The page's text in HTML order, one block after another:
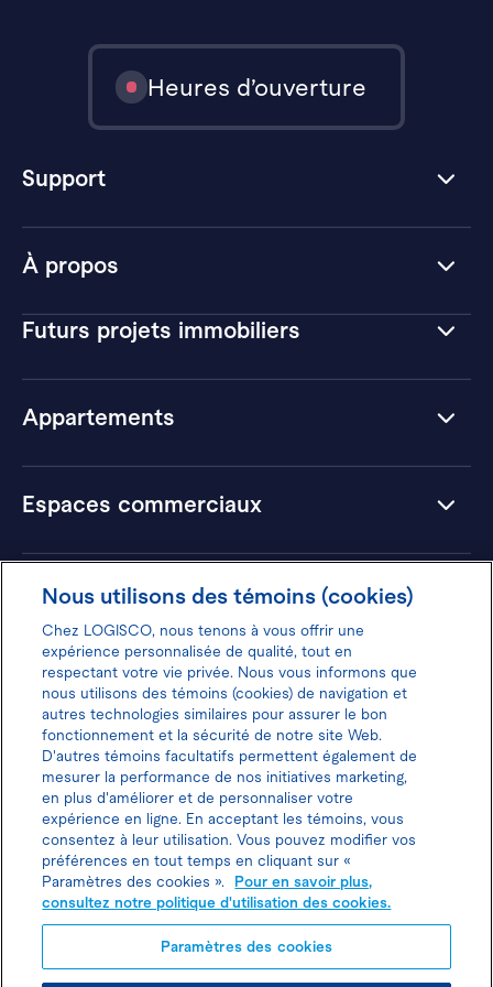
À propos
Futurs projets immobiliers
Appartements
Espaces commerciaux
Hôtels
Heures d’ouverture
Support
Donnez votre avis pour gagner 100$
Politique d'utilisation des cookies
Politique de protection des
renseignements personnels
Nous utilisons des témoins (cookies)
Chez LOGISCO, nous tenons à vous offrir une
expérience personnalisée de qualité, tout en
respectant votre vie privée. Nous vous informons que
nous utilisons des témoins (cookies) de navigation et
autres technologies similaires pour assurer le bon
fonctionnement et la sécurité de notre site Web.
D'autres témoins facultatifs permettent également de
mesurer la performance de nos initiatives marketing,
en plus d'améliorer et de personnaliser votre
expérience en ligne. En acceptant les témoins, vous
consentez à leur utilisation. Vous pouvez modifier vos
préférences en tout temps en cliquant sur «
Paramètres des cookies ».
Pour en savoir plus,
consultez notre politique d'utilisation des cookies.
Paramètres des cookies